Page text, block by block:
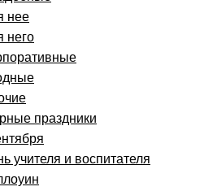
нее
него
праздники
учителя и воспитателя